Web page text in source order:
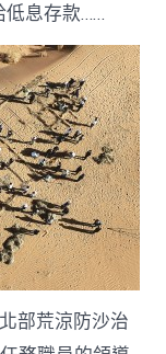
低息存款……
部荒涼防沙治